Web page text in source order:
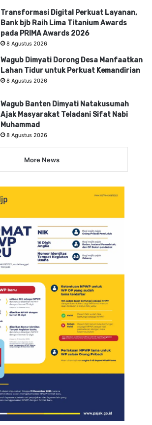
Transformasi Digital Perkuat Layanan,
Bank bjb Raih Lima Titanium Awards
pada PRIMA Awards 2026
8 Agustus 2026
Wagub Dimyati Dorong Desa Manfaatkan
Lahan Tidur untuk Perkuat Kemandirian
8 Agustus 2026
Wagub Banten Dimyati Natakusumah
Ajak Masyarakat Teladani Sifat Nabi
Muhammad
8 Agustus 2026
More News